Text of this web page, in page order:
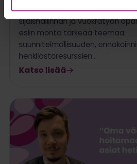
HYVILin tuore opas
sijaishallinnan ja vuokratyön
esiin monta tärkeää teemaa:
suunnitelmallisuuden,
henkilöstöresurssien…
Katso lisää